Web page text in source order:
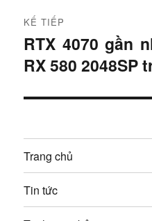
ư
ớ
b
à
i
c
:
KẾ TIẾP
B
à
t
ế
p
RTX 4070 gần
RX 580 2048SP
Trang chủ
Tin tức